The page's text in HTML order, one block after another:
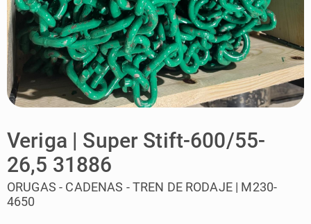
Veriga | Super Stift-600/55-
26,5 31886
ORUGAS - CADENAS - TREN DE RODAJE | M230-
4650